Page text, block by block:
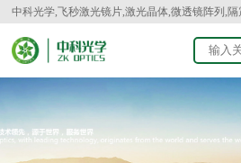
中科光学,飞秒激光镜片,激光晶体,微透镜阵列,